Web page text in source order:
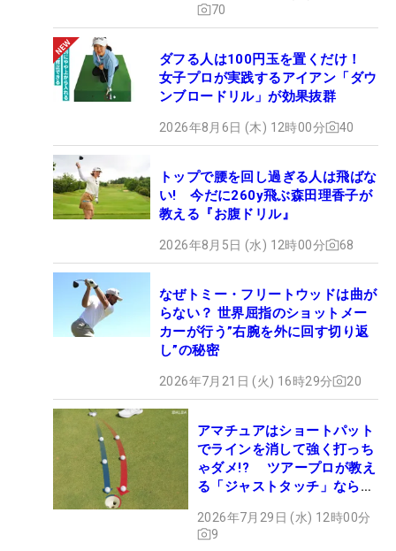
70
ダフる人は100円玉を置くだけ！
女子プロが実践するアイアン「ダウ
ンブロードリル」が効果抜群
2026年8月6日 (木) 12時00分 40
トップで腰を回し過ぎる人は飛ばな
い! 今だに260y飛ぶ森田理香子が
教える『お腹ドリル』
2026年8月5日 (水) 12時00分 68
なぜトミー・フリートウッドは曲が
らない？ 世界屈指のショットメー
カーが行う”右腕を外に回す切り返
し”の秘密
2026年7月21日 (火) 16時29分 20
アマチュアはショートパット
でラインを消して強く打っち
ゃダメ!? ツアープロが教え
る「ジャストタッチ」なら3
2026年7月29日 (水) 12時00分
9